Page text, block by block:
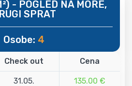
- POGLED NA MORE,
SPRAT
Osobe: 4
Check out Cena
31.05. 135.00 €